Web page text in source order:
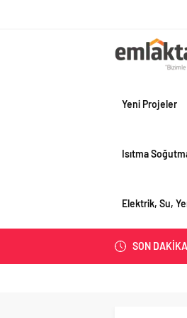
Yeni Projeler
Isıtma
Elektrik, Su,
SON DAKİKA